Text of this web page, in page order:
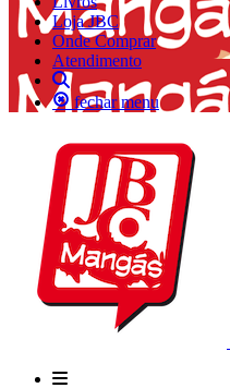
Loja JBC
Onde Comprar
Atendimento
fechar menu